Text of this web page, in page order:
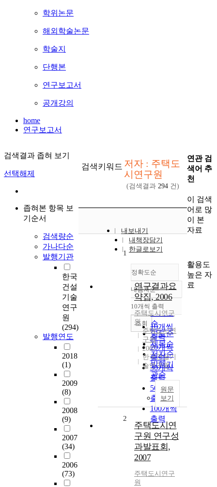
학위논문
해외학술논문
학술지
단행본
연구보고서
공개강의
home
연구보고서
검색결과 좁혀 보기
선택해제
좁혀본 항목 보
기순서
검색량순
가나다순
발행기관
한국
건설
기술
연구
원
(294)
발행연도
2018
(1)
2009
(8)
2008
(9)
2007
(34)
2006
(73)
검색키워드 저자 : 주택도
시연구원
(검색결과 294 건)
내보내기
내책장담기
한글로보기
정확도순
정확도
순
인기도
순
연도순
제목순
저자순
발행기
관순
내림차순
내림차순
10개씩 출력
10개씩
출력
20개씩
출력
30개씩
출력
50개씩
출력
100개씩
출력
조회
1
연구결과요
약집, 2006
주택도시연구
원
주택도시연
구원
2007
한국건설기
술연구원
원문
보기
2
주택도시연
구원 연구성
과발표회,
2007
주택도시연구
원
연관 검
색어 추
천
이 검색
어로 많
이 본
자료
활용도
높은 자
료